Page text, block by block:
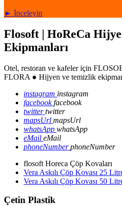
► İnceleyin
Flosoft | HoReCa
Ekipmanları
Otel, restoran ve kafeler için
FLORA ● Hijyen ve temizlik
instagram instagram
facebookfacebook
twittertwitter
mapsUrl mapsUrl
whatsApp whatsApp
eMail eMail
phoneNumberphoneNumber
flosoft Horeca Çöp Kovaları
Vera Askılı Çöp Kovası 25
Vera Askılı Çöp Kovası 50
Çetin Plastik